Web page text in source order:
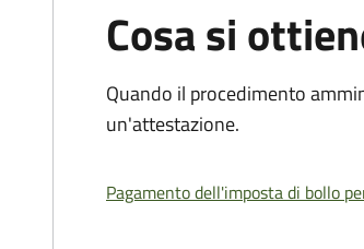
Cosa si
Quando il procedimento
un'attestazione.
Pagamento dell'imposta di bollo